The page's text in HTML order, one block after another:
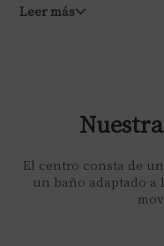
Leer más
El centro consta de
un baño adaptado a